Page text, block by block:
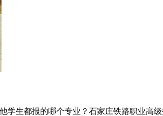
生都报的哪个专业？石家庄铁路职业高